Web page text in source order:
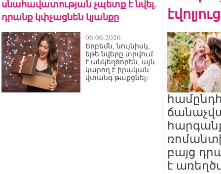
սնահավատության չպետք է նվել.
դրանք կփչացնեն կյանքը
06.06.2026
Երբեմն, նույնիսկ,
եթե նվերը տրվում
է անկեղծորեն, այն
կարող է իրական
վտանգ թաքցնել։
բայց
է